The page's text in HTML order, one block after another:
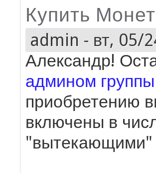
Купить
admin - вт, 05/
Александр!
админом группы
приобретению
включены в